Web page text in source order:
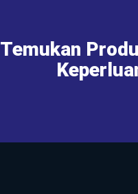
Temukan